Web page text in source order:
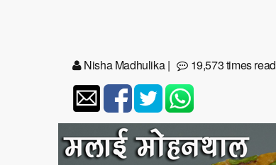
Nisha Madhulika| 19,573 times read